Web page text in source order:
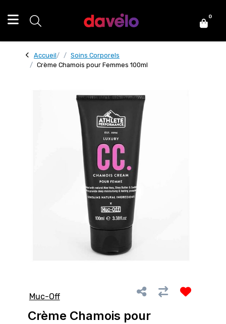
0
Accueil
Soins Corporels
Crème Chamois pour Femmes 100ml
Muc-Off
Crème Chamois pour